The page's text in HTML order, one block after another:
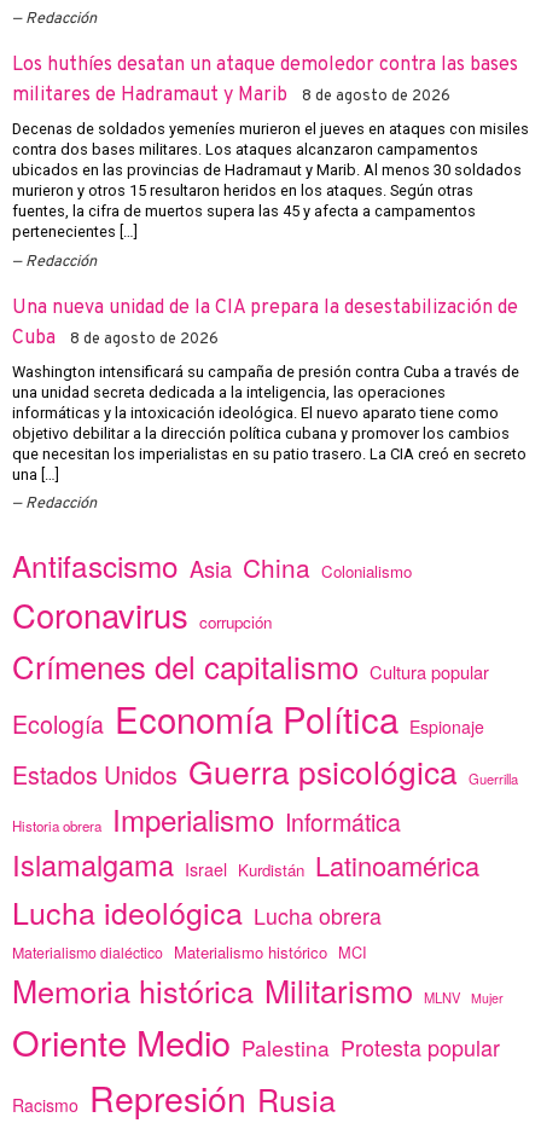
Redacción
Los huthíes desatan un ataque demoledor contra las bases
militares de Hadramaut y Marib
8 de agosto de 2026
Decenas de soldados yemeníes murieron el jueves en ataques con misiles
contra dos bases militares. Los ataques alcanzaron campamentos
ubicados en las provincias de Hadramaut y Marib. Al menos 30 soldados
murieron y otros 15 resultaron heridos en los ataques. Según otras
fuentes, la cifra de muertos supera las 45 y afecta a campamentos
pertenecientes […]
Redacción
Una nueva unidad de la CIA prepara la desestabilización de
Cuba
8 de agosto de 2026
Washington intensificará su campaña de presión contra Cuba a través de
una unidad secreta dedicada a la inteligencia, las operaciones
informáticas y la intoxicación ideológica. El nuevo aparato tiene como
objetivo debilitar a la dirección política cubana y promover los cambios
que necesitan los imperialistas en su patio trasero. La CIA creó en secreto
una […]
Redacción
Antifascismo Asia China Colonialismo
Coronavirus corrupción
Crímenes del capitalismo Cultura popular
Ecología Economía Política Espionaje
Estados Unidos Guerra psicológica Guerrilla
Historia obrera Imperialismo Informática
Islamalgama Israel Kurdistán Latinoamérica
Lucha ideológica Lucha obrera
Materialismo dialéctico Materialismo histórico MCI
Memoria histórica Militarismo MLNV Mujer
Oriente Medio Palestina Protesta popular
Racismo Represión Rusia